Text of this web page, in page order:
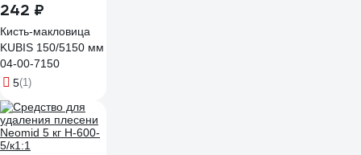
242 ₽
Кисть-макловица
KUBIS 150/5150 мм
04-00-7150
5(1)